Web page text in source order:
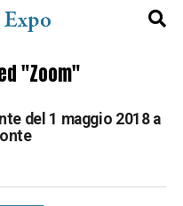
"Zoom"
del 1 maggio 2018 a